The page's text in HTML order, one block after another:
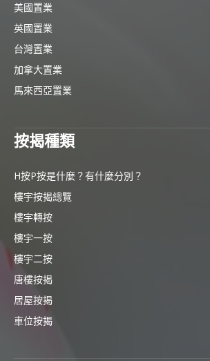
美國置業
英國置業
台灣置業
加拿大置業
馬來西亞置業
按揭種類
H按P按是什麼？有什麼分別？
樓宇按揭總覽
樓宇轉按
樓宇一按
樓宇二按
唐樓按揭
居屋按揭
車位按揭